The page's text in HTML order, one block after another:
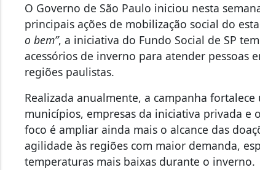
O Governo de São Paulo iniciou nesta
principais ações de mobilização social do
o bem”, a iniciativa do Fundo Social de SP
acessórios de inverno para atender pessoas
regiões paulistas.
Realizada anualmente, a campanha
municípios, empresas da iniciativa privada e
foco é ampliar ainda mais o alcance das
agilidade às regiões com maior demanda,
temperaturas mais baixas durante o inverno.